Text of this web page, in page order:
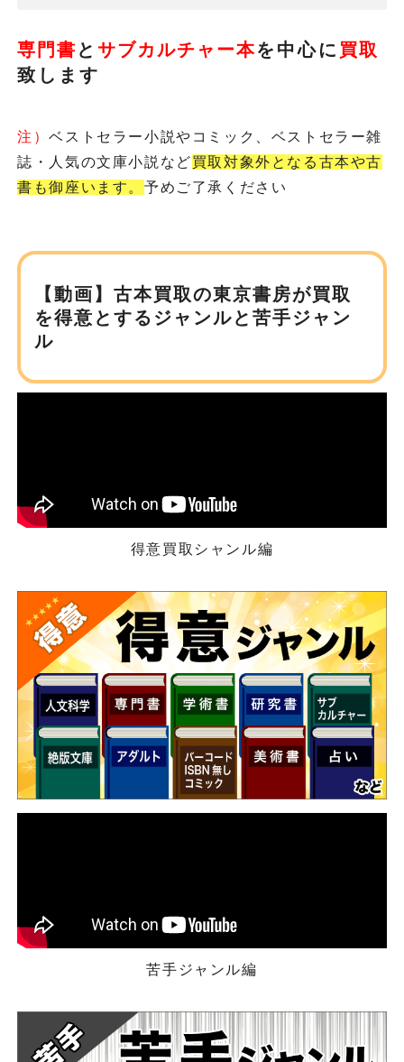
専門書 とサブカルチャー本を 中心に 買取
致します
注）ベストセラー小説やコミック、ベストセラー雑
誌・人気の文庫小説など買取対象外となる古本や古
書も御座います。 予めご了承ください
【動画】古本買取の東京書房が買取
を得意とするジャンルと苦手ジャン
ル
得意買取シャンル編
苦手ジャンル編